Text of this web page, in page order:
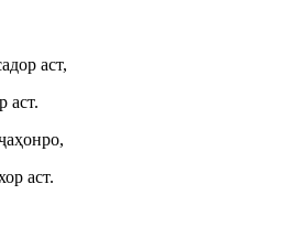
аст,
аст.
аҳонро,
аст.